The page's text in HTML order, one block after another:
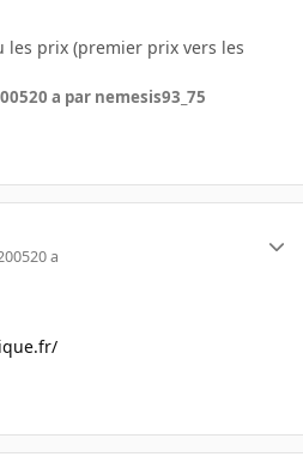
les prix (premier prix vers les
20 a par nemesis93_75
20 a